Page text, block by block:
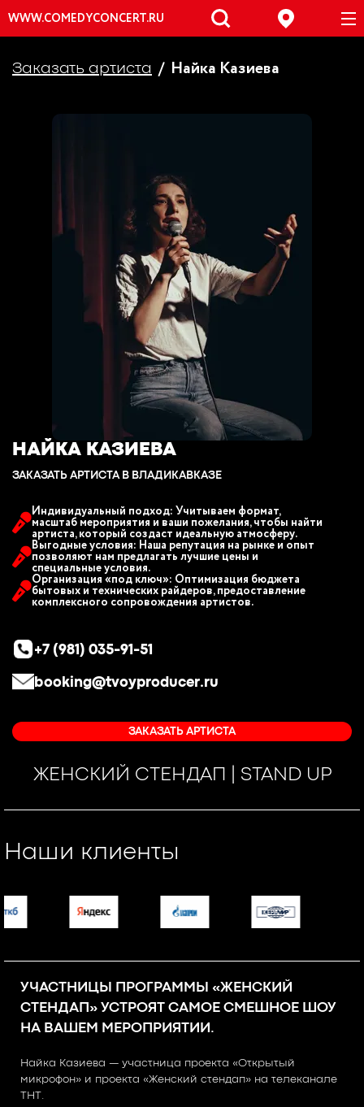
WWW.COMEDYCONCERT.RU
Заказать артиста Найка Казиева
НАЙКА КАЗИЕВА
ЗАКАЗАТЬ АРТИСТА В ВЛАДИКАВКАЗЕ
Индивидуальный подход: Учитываем формат,
масштаб мероприятия и ваши пожелания, чтобы найти
артиста, который создаст идеальную атмосферу.
Выгодные условия: Наша репутация на рынке и опыт
позволяют нам предлагать лучшие цены и
специальные условия.
Организация «под ключ»: Оптимизация бюджета
бытовых и технических райдеров, предоставление
комплексного сопровождения артистов.
+7 (981) 035-91-51
booking@tvoyproducer.ru
ЗАКАЗАТЬ АРТИСТА
ЖЕНСКИЙ СТЕНДАП | STAND UP
Наши клиенты
УЧАСТНИЦЫ ПРОГРАММЫ «ЖЕНСКИЙ
СТЕНДАП» УСТРОЯТ САМОЕ СМЕШНОЕ ШОУ
НА ВАШЕМ МЕРОПРИЯТИИ.
Найка Казиева — участница проекта «Открытый
микрофон» и проекта «Женский стендап» на телеканале
ТНТ.